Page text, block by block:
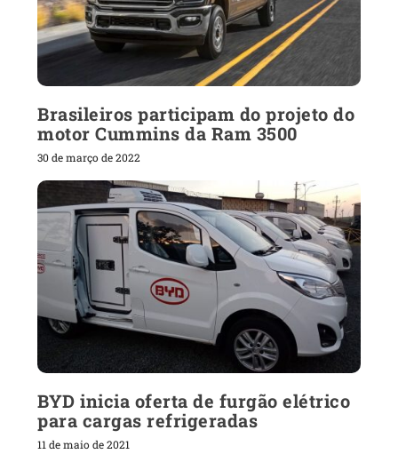
Brasileiros participam do projeto do
motor Cummins da Ram 3500
30 de março de 2022
BYD inicia oferta de furgão elétrico
para cargas refrigeradas
11 de maio de 2021